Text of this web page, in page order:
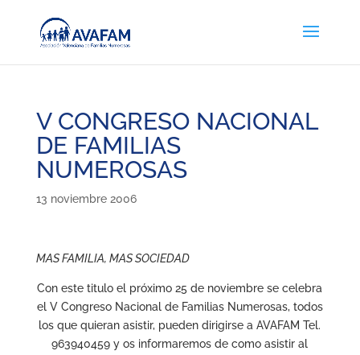
V CONGRESO NACIONAL
DE FAMILIAS
NUMEROSAS
13 noviembre 2006
MAS FAMILIA, MAS SOCIEDAD
Con este titulo el próximo 25 de noviembre se celebra
el V Congreso Nacional de Familias Numerosas, todos
los que quieran asistir, pueden dirigirse a AVAFAM Tel.
963940459 y os informaremos de como asistir al